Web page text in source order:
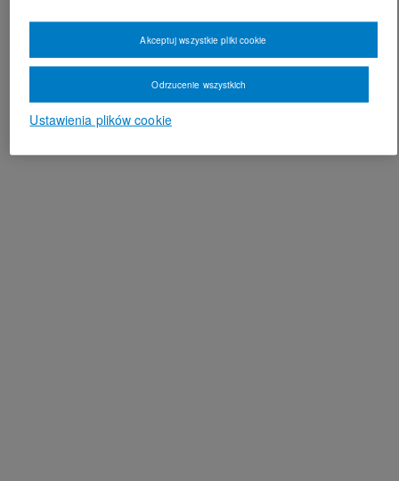
Ustawienia plików cookie
Odrzucenie wszystkich
Akceptuj wszystkie pliki cookie